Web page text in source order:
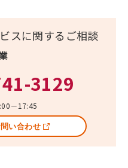
スに関するご相談
3129
－17:45
い合わせ